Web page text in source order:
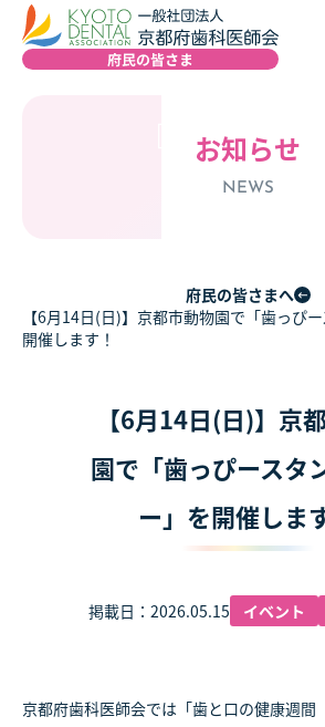
お知らせ
NEWS
府民の皆さまへ
【6月14日(日)】京都市動物園で「歯っぴ
開催します！
【6月14日(日)】京
園で「歯っぴースタ
ー」を開催しま
掲載日：2026.05.15 イベント
京都府歯科医師会では「歯と口の健康週間